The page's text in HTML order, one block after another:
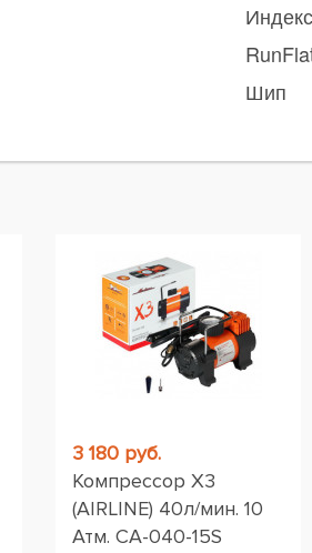
Шип
3 180 руб.
Компрессор X3
(AIRLINE) 40л/мин. 10
Атм. CA-040-15S